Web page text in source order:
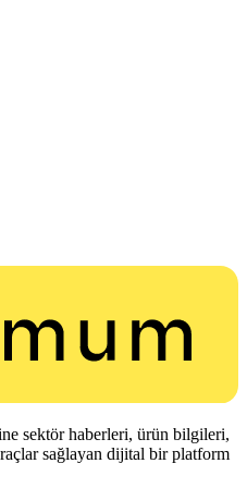
sektör haberleri, ürün bilgileri,
sağlayan dijital bir platform